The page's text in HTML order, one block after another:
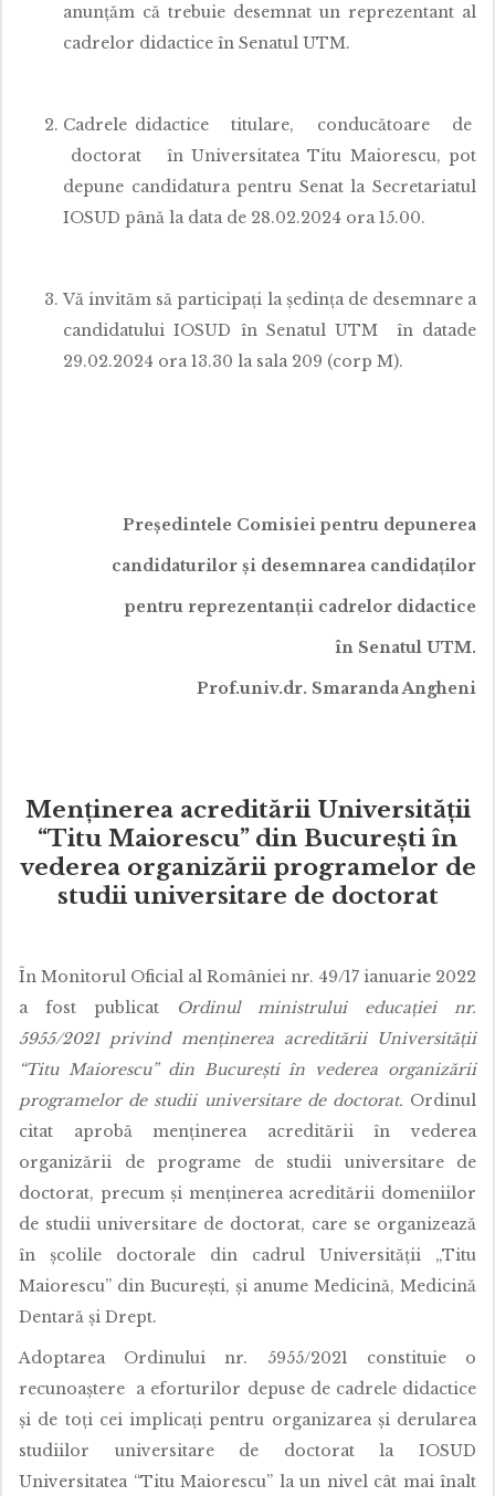
anunțăm că trebuie desemnat un reprezentant al
cadrelor didactice în Senatul UTM.
Cadrele didactice titulare, conducătoare de
doctorat în Universitatea Titu Maiorescu, pot
depune candidatura pentru Senat la Secretariatul
IOSUD până la data de 28.02.2024 ora 15.00.
Vă invităm să participați la ședința de desemnare a
candidatului IOSUD în Senatul UTM în datade
29.02.2024 ora 13.30 la sala 209 (corp M).
Președintele Comisiei pentru depunerea
candidaturilor și desemnarea candidaților
pentru reprezentanții cadrelor didactice
în Senatul UTM.
Prof.univ.dr. Smaranda Angheni
Menținerea acreditării Universității
“Titu Maiorescu” din București în
vederea organizării programelor de
studii universitare de doctorat
În Monitorul Oficial al României nr. 49/17 ianuarie 2022
a fost publicat
Ordinul ministrului educației nr.
5955/2021 privind menținerea acreditării Universității
“Titu Maiorescu” din București în vederea organizării
programelor de studii universitare de doctorat. Ordinul
citat aprobă menținerea acreditării în vederea
organizării de programe de studii universitare de
doctorat, precum și menținerea acreditării domeniilor
de studii universitare de doctorat, care se organizează
în școlile doctorale din cadrul Universității „Titu
Maiorescu” din București, și anume Medicină, Medicină
Dentară și Drept.
Adoptarea Ordinului nr. 5955/2021 constituie o
recunoaștere a eforturilor depuse de cadrele didactice
și de toți cei implicați pentru organizarea și derularea
studiilor universitare de doctorat la IOSUD
Universitatea “Titu Maiorescu” la un nivel cât mai înalt